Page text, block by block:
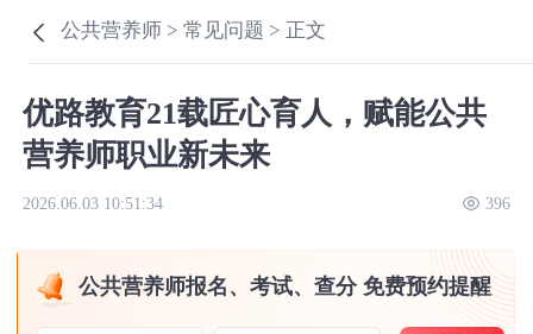
公共营养师 >常见问题 > 正文
优路教育21载匠心育人，赋能公共
营养师职业新未来
2026.06.03 10:51:34 396
公共营养师报名、考试、查分 免费预约提醒